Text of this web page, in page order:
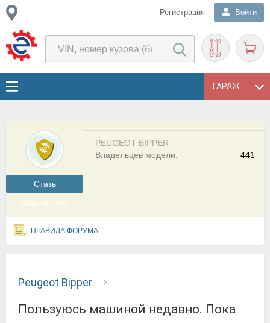
Регистрация Войти
ГАРАЖ
Cтать
участником
PEUGEOT BIPPER
441
Владельцев модели:
ПРАВИЛА ФОРУМА
Peugeot Bipper
Пользуюсь машиной недавно. Пока